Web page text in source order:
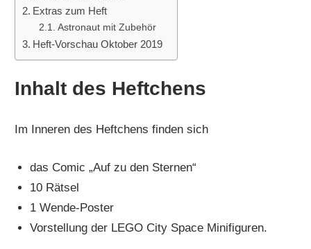
Extras zum Heft
Astronaut mit Zubehör
Heft-Vorschau Oktober 2019
Inhalt des Heftchens
Im Inneren des Heftchens finden sich
das Comic „Auf zu den Sternen“
10 Rätsel
1 Wende-Poster
Vorstellung der LEGO City Space Minifiguren.